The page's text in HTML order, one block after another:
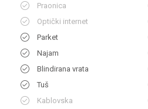
Praonica
Optički internet
Parket
Najam
Blindirana vrata
Tuš
Kablovska